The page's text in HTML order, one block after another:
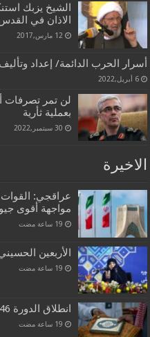
الشيخ يزبك
الاذان في
12 مارس,2017
أسرار الحرب الدائمة/ إعداد
6 أبريل,2022
لن تمر
بعملية ثأرية
30 سبتمبر,2022
الاخيرة
عراقجي: القوات
مواجهة أقوى
الأربعين
انطلاق الدورة 46 لمسابقة القرآن الدولية في مكة